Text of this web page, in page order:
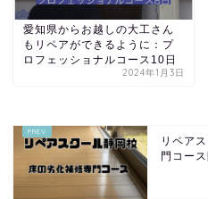
愛知県からお越しの大工さん
もリペアができるように：プ
ロフェッショナルコース10日
2024年1月3日
リペア
門コー